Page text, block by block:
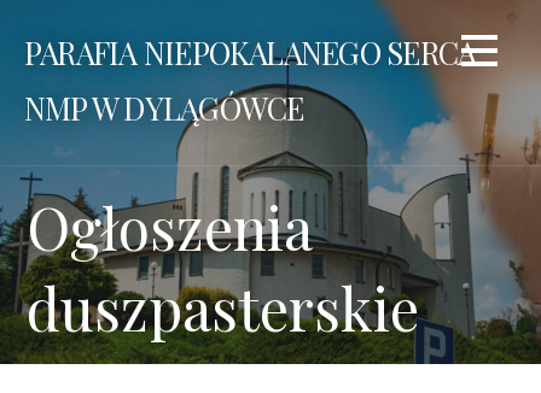
PARAFIA NIEPOKALANEGO SERCA
NMP W DYLĄGÓWCE
Ogłoszenia
duszpasterskie